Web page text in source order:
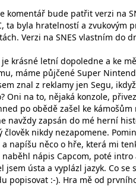
komentář bude patřit verzi na
ta byla hratelností a zvukovým
Verzi na SNES vlastním do
je krásné letní dopoledne a ke
máme půjčené Super
znal z reklamy jen Segu,
Oni na to, nějaká konzole,
po obědě zašel ke
navždy zapsán do mé herní
člověk nikdy nezapomene.
napíšu něco o hře, která mi
nápis Capcom, poté intro
jsem ústa a vyplázl jazyk. Co
popisovat :-). Hra mě od